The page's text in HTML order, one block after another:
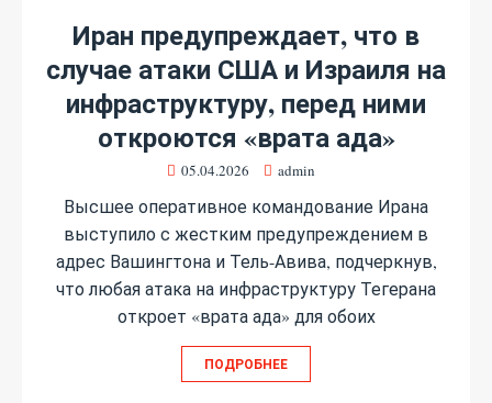
Иран предупреждает, что в
случае атаки США и Израиля на
инфраструктуру, перед ними
откроются «врата ада»
05.04.2026 admin
Высшее оперативное командование Ирана
выступило с жестким предупреждением в
адрес Вашингтона и Тель-Авива, подчеркнув,
что любая атака на инфраструктуру Тегерана
откроет «врата ада» для обоих
ПОДРОБНЕЕ